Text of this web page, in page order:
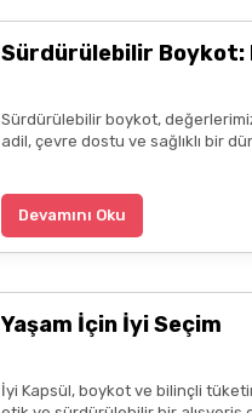
Deneyimini Paylaş
Sürdürülebilir Boykot:
Sürdürülebilir boykot,
adil, çevre dostu ve sağlıklı bir
Devamını Oku
Yaşam İçin İyi Seçim
İyi Kapsül, boykot ve bilinçli